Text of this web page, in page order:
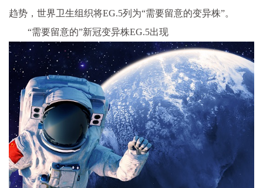
趋势，世界卫生组织将EG.5列为“需要留意的变异株”。
“需要留意的”新冠变异株EG.5出现